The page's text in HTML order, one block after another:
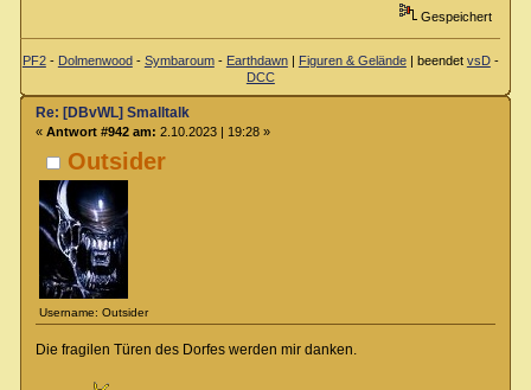
Gespeichert
PF2- Dolmenwood- Symbaroum- Earthdawn| Figuren & Gelände| beendet vsD-
DCC
Outsider
Username: Outsider
Re: [DBvWL] Smalltalk
« Antwort #942 am: 2.10.2023 | 19:28 »
Die fragilen Türen des Dorfes werden mir danken.